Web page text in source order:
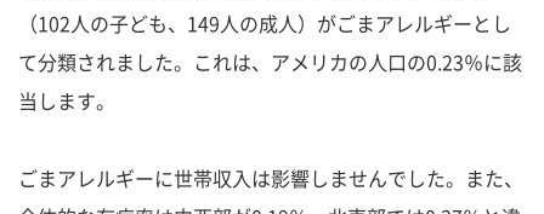
（102人の子ども、149人の成人）がごまアレルギーとし
て分類されました。これは、アメリカの人口の0.23％に該
当します。
ごまアレルギーに世帯収入は影響しませんでした。また、